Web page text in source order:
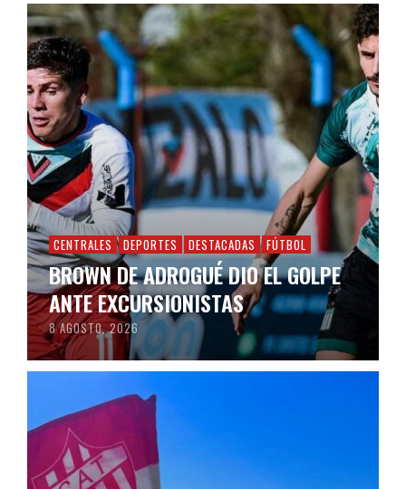
CENTRALES DEPORTES DESTACADAS FÚTBOL
BROWN DE ADROGUÉ DIO EL GOLPE
ANTE EXCURSIONISTAS
8 AGOSTO, 2026